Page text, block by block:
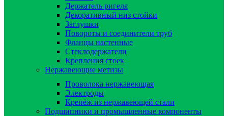
Держатель ригеля
Декоративный низ стойки
Заглушки
Повороты и соединители труб
Фланцы настенные
Стеклодержатели
Крепления стоек
Нержавеющие метизы
Проволока нержавеющая
Электроды
Крепёж из нержавеющей стали
Подшипники и промышленные компоненты